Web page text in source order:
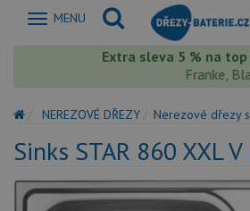
Zobrazit
MENU
Extra sleva 5 % na top
Franke,
NEREZOVÉ DŘEZY Nerezové dřezy
Sinks STAR 860 XXL